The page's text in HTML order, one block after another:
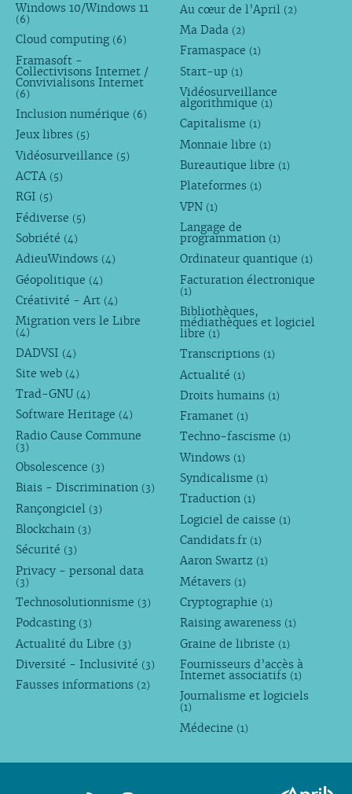
Windows 10/Windows 11
(6)
Cloud computing (6)
Framasoft -
Collectivisons Internet /
Convivialisons Internet
(6)
Inclusion numérique (6)
Jeux libres (5)
Vidéosurveillance (5)
ACTA (5)
RGI (5)
Fédiverse (5)
Sobriété (4)
AdieuWindows (4)
Géopolitique (4)
Créativité - Art (4)
Migration vers le Libre
(4)
DADVSI (4)
Site web (4)
Trad-GNU (4)
Software Heritage (4)
Radio Cause Commune
(3)
Obsolescence (3)
Biais - Discrimination (3)
Rançongiciel (3)
Blockchain (3)
Sécurité (3)
Privacy - personal data
(3)
Technosolutionnisme (3)
Podcasting (3)
Actualité du Libre (3)
Diversité - Inclusivité (3)
Fausses informations (2)
Au cœur de l’April (2)
Ma Dada (2)
Framaspace (1)
Start-up (1)
Vidéosurveillance
algorithmique (1)
Capitalisme (1)
Monnaie libre (1)
Bureautique libre (1)
Plateformes (1)
VPN (1)
Langage de
programmation (1)
Ordinateur quantique (1)
Facturation électronique
(1)
Bibliothèques,
médiathèques et logiciel
libre (1)
Transcriptions (1)
Actualité (1)
Droits humains (1)
Framanet (1)
Techno-fascisme (1)
Windows (1)
Syndicalisme (1)
Traduction (1)
Logiciel de caisse (1)
Candidats.fr (1)
Aaron Swartz (1)
Métavers (1)
Cryptographie (1)
Raising awareness (1)
Graine de libriste (1)
Fournisseurs d’accès à
Internet associatifs (1)
Journalisme et logiciels
(1)
Médecine (1)